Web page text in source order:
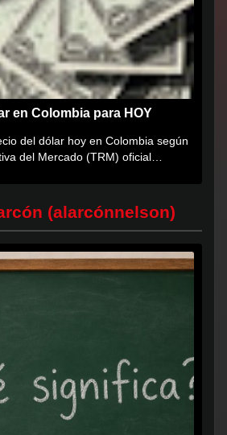
en Colombia para HOY
del dólar hoy en Colombia según
del Mercado (TRM) oficial
(alarcónnelson)